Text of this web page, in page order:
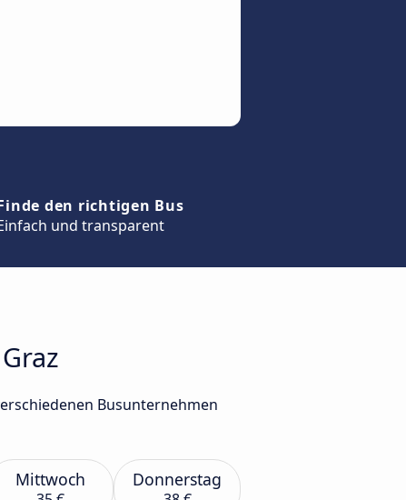
den richtigen Bus
und transparent
Busunternehmen
Mittwoch Donnerstag